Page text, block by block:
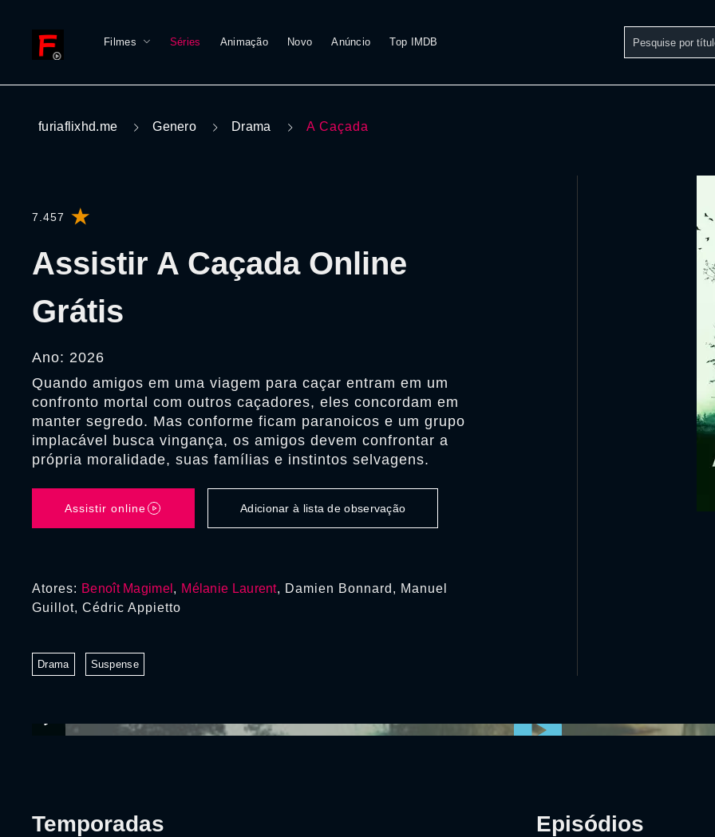
Filmes Séries Animação Novo Anúncio Top IMDB
furiaflixhd.me Genero Drama A Caçada
7.457
Assistir A Caçada Online
Grátis
Ano: 2026
Quando amigos em uma viagem para caçar entram em um
confronto mortal com outros caçadores, eles concordam em
manter segredo. Mas conforme ficam paranoicos e um grupo
implacável busca vingança, os amigos devem confrontar a
própria moralidade, suas famílias e instintos selvagens.
Assistir online Adicionar à lista de observação
Atores: Benoît Magimel , Mélanie Laurent, Damien Bonnard, Manuel
Guillot, Cédric Appietto
Drama Suspense
Temporadas Episódios